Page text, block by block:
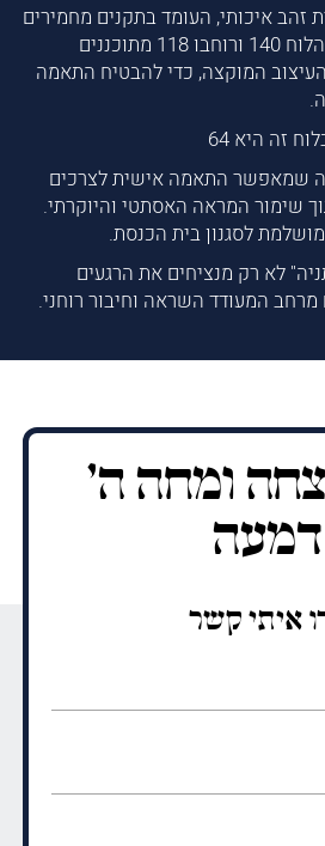
זהב איכותי, העומד בתקנים מחמירים
של עמידות ויוקרה. גובה הלוח 140 ורוחבו 118 מתוכננים
המוקצה, כדי להבטיח התאמה
זה היא 64
שמאפשר התאמה אישית לצרכים
שימור המראה האסתטי והיוקרתי.
לסגנון בית הכנסת.
לא רק מנציחים את הרגעים
המעודד השראה וחיבור רוחני.
ומחה ה'
דמעה
איתי קשר
(חובה)
(חובה)